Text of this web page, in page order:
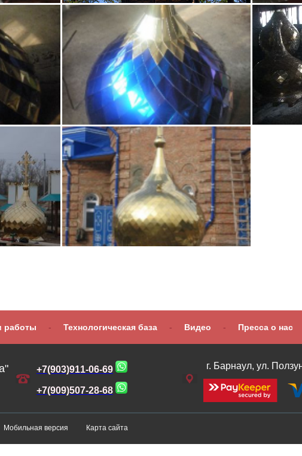
работы - Технологическая база - Видео - Пресса о нас
+7(903)911-06-69
+7(909)507-28-68
г. Барнаул, ул.
Мобильная версия Карта сайта